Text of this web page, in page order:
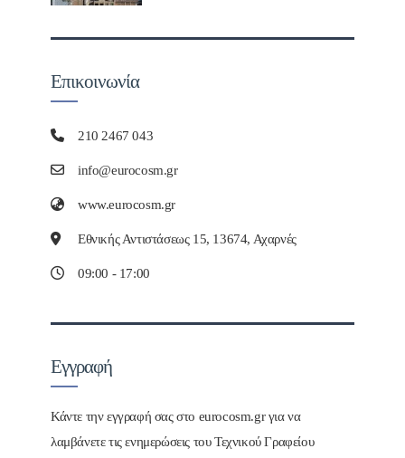
Επικοινωνία
210 2467 043
info@eurocosm.gr
www.eurocosm.gr
Εθνικής Αντιστάσεως 15, 13674, Αχαρνές
09:00 - 17:00
Εγγραφή
Κάντε την εγγραφή σας στο eurocosm.gr για να
λαμβάνετε τις ενημερώσεις του Τεχνικού Γραφείου